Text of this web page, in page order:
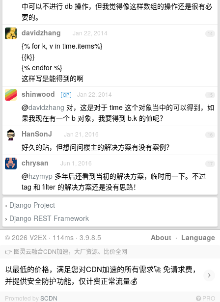
中可以不进行 db 操作，但我觉得像这样数组的操作还是很有必
要的。
14
davidzhang Jan 22, 2014
{% for k, v in time.items%}
{{k}}
{% endfor %}
这样写是能得到的啊
15
shinwood OP Jan 22, 2014
@davidzhang 对，这是对于 time 这个对象当中的可以得到，如
果我现在有一个 b 对象，我要得到 b.k 的值呢？
16
HanSonJ Jan 21, 2016
好久的贴，但想问问楼主的解决方案有没有案例？
17
chrysan Jun 1, 2016
@hzymyp 多年后还看到当初的解决方案，临时用一下。不过
tag 和 filter 的解决方案还是没有思路！
› Django Project
› Django REST Framework
About · Language
© 2026 V2EX · 114ms · 3.9.8.5
👉 图灵云融合CDN加速，大厂资源、比价全网
以最低的价格，满足您对CDN加速的所有需求🚀 免请求费，
并提供安全防护功能，仅计费正常流量💰
›
Promoted bySCDN PRO